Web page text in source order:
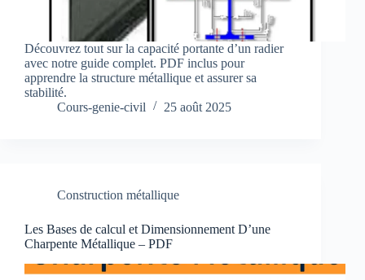
Découvrez tout sur la capacité portante d’un radier
avec notre guide complet. PDF inclus pour
apprendre la structure métallique et assurer sa
stabilité.
Cours-genie-civil
25 août 2025
Construction métallique
Les Bases de calcul et Dimensionnement D’une
Charpente Métallique – PDF